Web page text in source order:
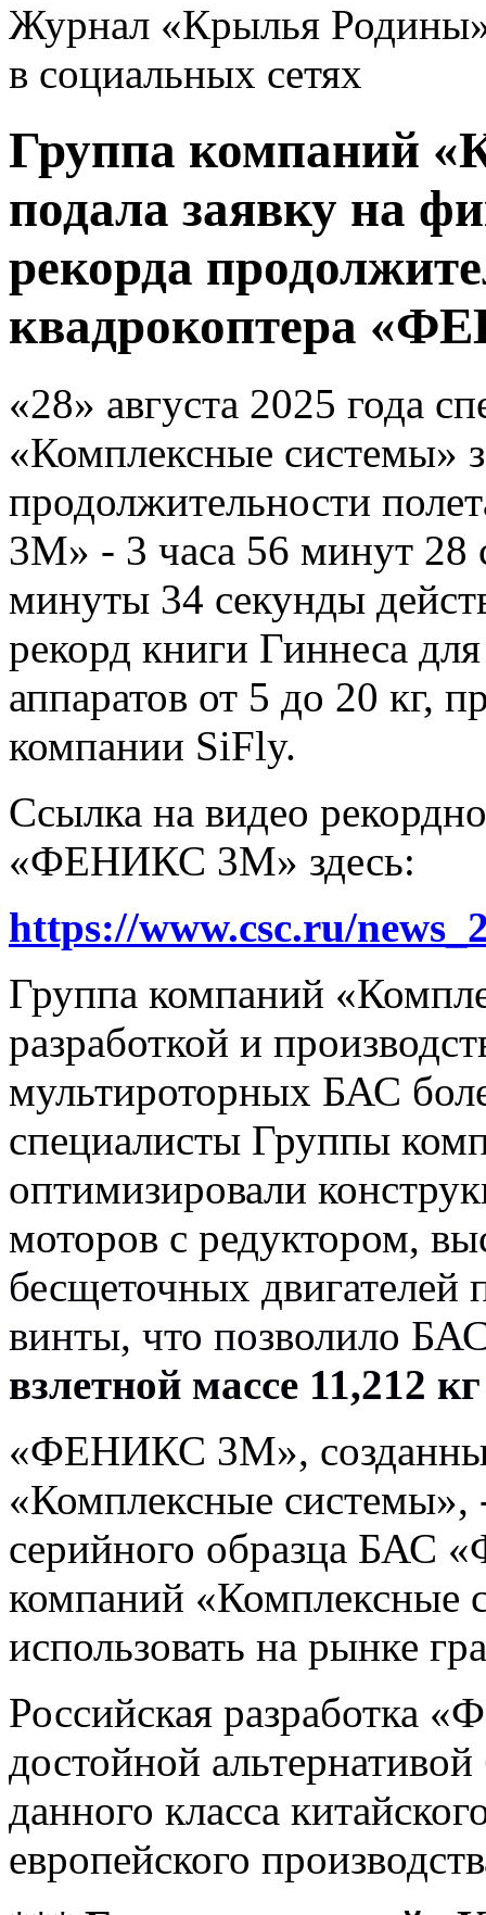
Журнал «Крылья
в социальных сетях
Группа компаний
подала заявку на
рекорда
квадрокоптера
«28» августа 2025 года
«Комплексные системы»
продолжительности
3М» - 3 часа 56 минут 28
минуты 34 секунды
рекорд книги Гиннеса
аппаратов от 5 до 20 кг,
компании SiFly.
Ссылка на видео
«ФЕНИКС 3М» здесь:
https://www.csc.ru/
Группа компаний
разработкой и
мультироторных БАС
специалисты Группы
оптимизировали
моторов с редуктором,
бесщеточных двигателей
винты, что позволило
взлетной массе 11,212
«ФЕНИКС 3М»,
«Комплексные системы»,
серийного образца БАС
компаний «Комплексные
использовать на рынке
Российская разработка
достойной
данного класса
европейского